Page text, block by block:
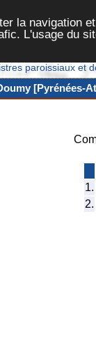
la navigation
L'usage du
paroissiaux et
[Pyrénées-
1.
2.